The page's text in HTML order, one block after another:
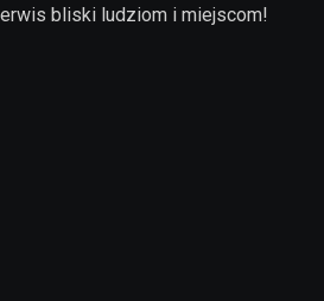
bliski ludziom i miejscom!